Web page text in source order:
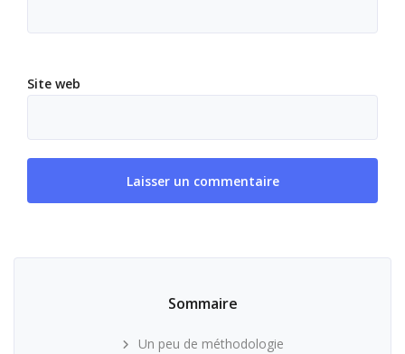
Site web
Sommaire
Un peu de méthodologie